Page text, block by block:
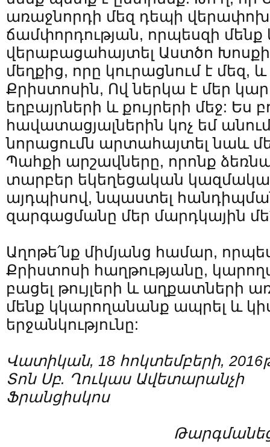
առաջնորդի մեզ դեպի
ճամփորդության, որպեսզի
վերաբացահայտել Աստծո
մեղքից, որը կուրացնում է մեզ,
Քրիստոսին, Ով ներկա է մեր
եղբայրների և քույրերի մեջ: Ես
հավատացյալներին կոչ եմ
նորացումն արտահայտել նաև
Պահքի արշավները, որոնք
տարբեր եկեղեցական
այդպիսով, նպաստել
զարգացմանը մեր մարդկային
Աղոթե՛նք միմյանց համար,
Քրիստոսի հաղթությանը,
բացել թույլերի և աղքատների
մենք կկարողանանք ապրել և
երջանկությունը:
Վատիկան, 18 հոկտեմբերի,
Տոն Սբ. Ղուկաս Ավետարանչի
Ֆրանցիսկոս